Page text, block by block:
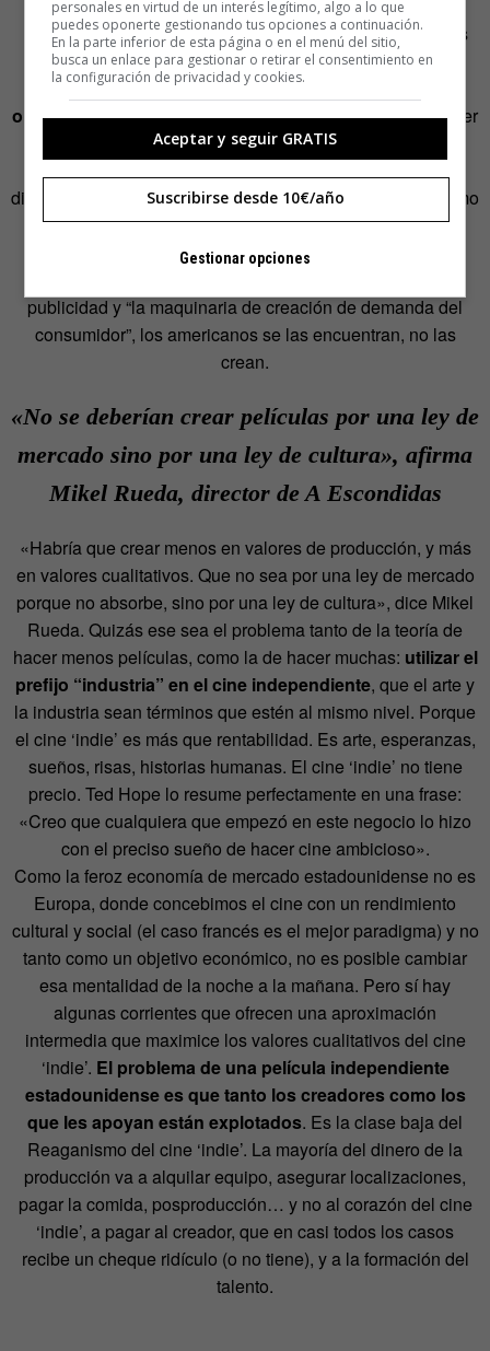
10.000 mejor que 100.
Es cierto que la línea entre competitividad y saturación es
muy fina en este mercado, perola demanda del
consumidor por películas ‘indie’ no está creada
orgánicamente por éste, no hay suficiente público para ver
películas independientes: no han incrementado las
dinero que los inversores hacen con ellas. Es decir, tal como
concibe Kenneth Galbraith sobre la economía
estadounidense en el sonado libroLa sociedad opulenta
publicidad y “la maquinaria de creación de demanda del
consumidor”, los americanos se las encuentran, no las
crean.
«No se deberían crear películas por una ley de
mercado sino por una ley de cultura», afirma
Mikel Rueda, director de A Escondidas
«Habría que crear menos en valores de producción, y más
en valores cualitativos. Que no sea por una ley de mercado
porque no absorbe, sino por una ley de cultura», dice Mikel
Rueda. Quizás ese sea el problema tanto de la teoría de
hacer menos películas, como la de hacer muchas: utilizar el
prefijo “industria” en el cine independiente, que el arte y
la industria sean términos que estén al mismo nivel. Porque
el cine ‘indie’ es más que rentabilidad. Es arte, esperanzas,
sueños, risas, historias humanas. El cine ‘indie’ no tiene
precio. Ted Hope lo resume perfectamente en una frase:
«Creo que cualquiera que empezó en este negocio lo hizo
con el preciso sueño de hacer cine ambicioso».
Como la feroz economía de mercado estadounidense no es
Europa, donde concebimos el cine con un rendimiento
cultural y social (el caso francés es el mejor paradigma) y no
tanto como un objetivo económico, no es posible cambiar
esa mentalidad de la noche a la mañana. Pero sí hay
algunas corrientes que ofrecen una aproximación
intermedia que maximice los valores cualitativos del cine
‘indie’. El problema de una película independiente
estadounidense es que tanto los creadores como los
que les apoyan están explotados. Es la clase baja del
Reaganismo del cine ‘indie’. La mayoría del dinero de la
producción va a alquilar equipo, asegurar localizaciones,
pagar la comida, posproducción… y no al corazón del cine
‘indie’, a pagar al creador, que en casi todos los casos
recibe un cheque ridículo (o no tiene), y a la formación del
talento.
personales en virtud de un interés legítimo, algo a lo que
puedes oponerte gestionando tus opciones a continuación.
En la parte inferior de esta página o en el menú del sitio,
busca un enlace para gestionar o retirar el consentimiento en
la configuración de privacidad y cookies.
Aceptar y seguir GRATIS
Suscribirse desde 10€/año
Gestionar opciones